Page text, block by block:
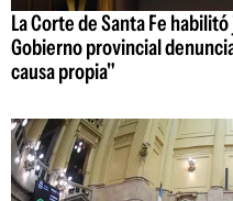
La Corte de Santa Fe
Gobierno provincial
causa propia"